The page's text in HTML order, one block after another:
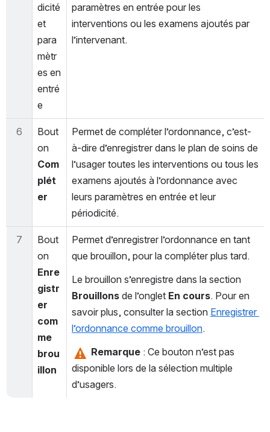
dicité
et
para
mètr
es en
entré
e
paramètres en entrée pour les
interventions ou les examens ajoutés par
l’intervenant.
6
Bout
Com
plét
er
Permet de compléter l’ordonnance, c’est-
à-dire d’enregistrer dans le plan de soins de
l’usager toutes les interventions ou tous les
examens ajoutés à l’ordonnance avec
leurs paramètres en entrée et leur
périodicité.
7
Bout
Enre
gistr
er
com
me
brou
illon
Permet d’enregistrer l’ordonnance en tant
que brouillon, pour la compléter plus tard.
Brouillons de l’onglet En cours. Pour en
savoir plus, consulter la section Enregistrer
l’ordonnance comme brouillon.
Remarque : Ce bouton n’est pas
disponible lors de la sélection multiple
d’usagers.